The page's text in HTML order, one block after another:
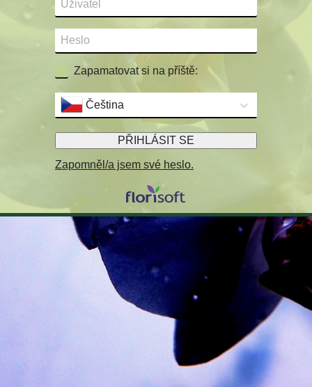
Zapamatovat si na příště:
Čeština
PŘIHLÁSIT SE
Zapomněl/a jsem své heslo.